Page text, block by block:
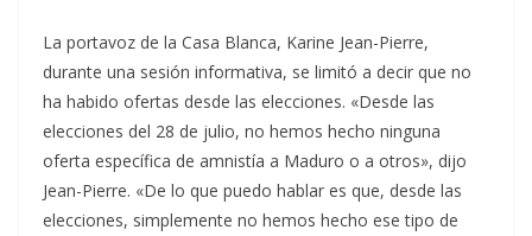
La portavoz de la Casa Blanca, Karine Jean-Pierre,
durante una sesión informativa, se limitó a decir que no
ha habido ofertas desde las elecciones. «Desde las
elecciones del 28 de julio, no hemos hecho ninguna
oferta específica de amnistía a Maduro o a otros», dijo
Jean-Pierre. «De lo que puedo hablar es que, desde las
elecciones, simplemente no hemos hecho ese tipo de